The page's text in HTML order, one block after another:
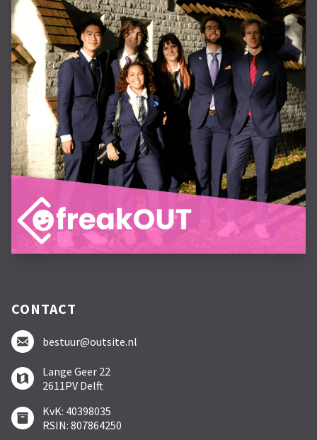
CONTACT
bestuur@outsite.nl
Lange Geer 22
2611PV Delft
KvK: 40398035
RSIN: 807864250